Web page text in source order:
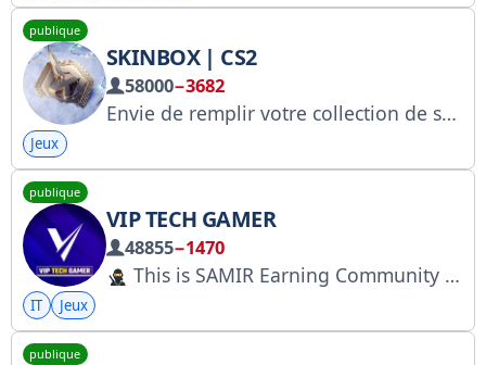
publique
SKINBOX | CS2
58000−3682
Envie de remplir votre collection de skins uniques ? Ouvrez vite des caisses sur https://skinbox.gg
Jeux
publique
VIP TECH GAMER
48855−1470
This is SAMIR Earning Community Ka Bagwan Also Khow As BUG Finder Specialist
IT Jeux
publique